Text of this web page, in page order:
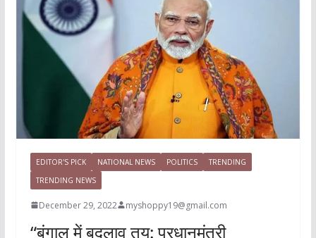
EDITOR'S PICK NATIONAL NEWS POLITICS
TRENDING
TRENDING NEWS
December 29, 2022 myshoppy19@gmail.com
“बंगाल में बदलाव तय: प्रधानमंत्री